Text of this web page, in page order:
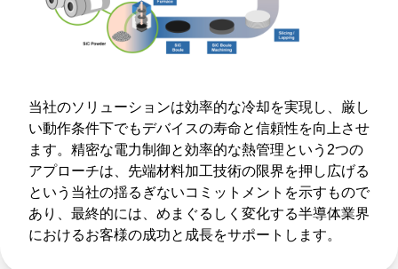
当社のソリューションは効率的な冷却を実現し、厳し
い動作条件下でもデバイスの寿命と信頼性を向上させ
ます。精密な電力制御と効率的な熱管理という2つの
アプローチは、先端材料加工技術の限界を押し広げる
という当社の揺るぎないコミットメントを示すもので
あり、最終的には、めまぐるしく変化する半導体業界
におけるお客様の成功と成長をサポートします。